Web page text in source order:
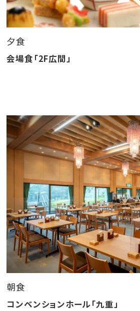
■ご朝食
こだわり食材の和洋バイキング朝
地元ならではの食材・新庄あべの湯
山形牛すじ朝カレー、毎朝焼きあげ
当館自慢！温泉かけ流しの大浴
お湯は
身体の芯から温まります。泉質は
方、
病後の回復によく効くといわれてい
湯けむりの向こうからは、小国の
せらぎ…
日々の喧騒を忘れ、ゆったりとお寛
夕食
会場食「2F広間」
朝食
コンベンションホール「九重」